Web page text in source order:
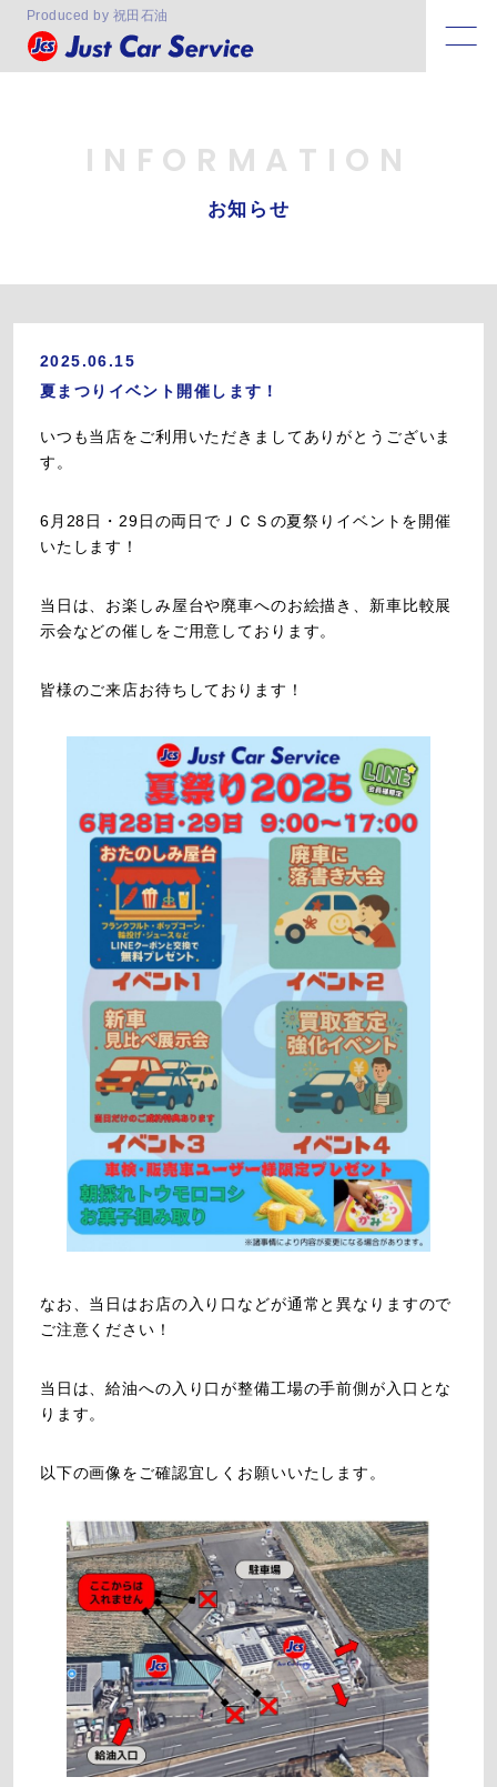
Produced by 祝田石油
INFORMATION
お知らせ
2025.06.15
夏まつりイベント開催します！
いつも当店をご利用いただきましてありがとうございま
す。
6月28日・29日の両日でＪＣＳの夏祭りイベントを開催
いたします！
当日は、お楽しみ屋台や廃車へのお絵描き、新車比較展
示会などの催しをご用意しております。
皆様のご来店お待ちしております！
なお、当日はお店の入り口などが通常と異なりますので
ご注意ください！
当日は、給油への入り口が整備工場の手前側が入口とな
ります。
以下の画像をご確認宜しくお願いいたします。